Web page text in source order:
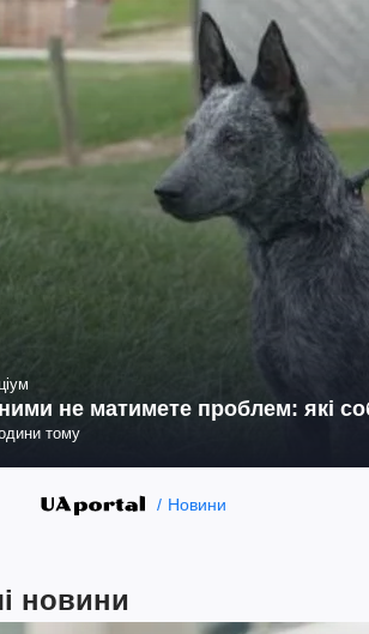
не матимете проблем: які
тому
Новини
новини